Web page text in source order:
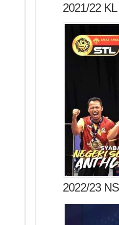
2021/22
2022/23